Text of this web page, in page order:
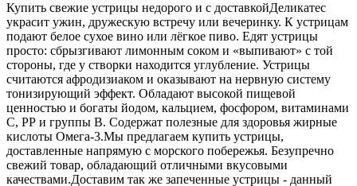
Купить свежие устрицы недорого и с доставкойДеликатес
украсит ужин, дружескую встречу или вечеринку. К устрицам
подают белое сухое вино или лёгкое пиво. Едят устрицы
просто: сбрызгивают лимонным соком и «выпивают» с той
стороны, где у створки находится углубление. Устрицы
считаются афродизиаком и оказывают на нервную систему
тонизирующий эффект. Обладают высокой пищевой
ценностью и богаты йодом, кальцием, фосфором, витаминами
С, РР и группы В. Содержат полезные для здоровья жирные
кислоты Омега-3.Мы предлагаем купить устрицы,
доставленные напрямую с морского побережья. Безупречно
свежий товар, обладающий отличными вкусовыми
качествами.Доставим так же запеченные устрицы - данный